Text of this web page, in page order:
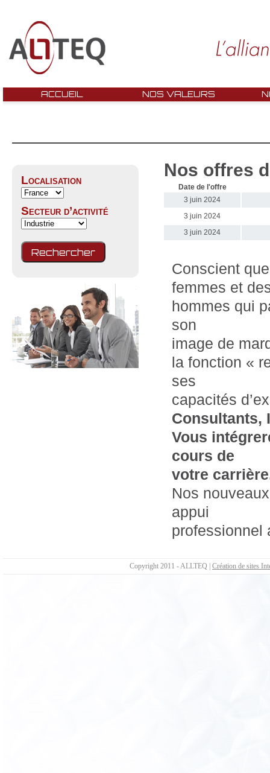
ACCUEIL NOS VALEURS
Localisation
Secteur d’activité
Nos offres
Date de l'offre
3 juin 2024
3 juin 2024
3 juin 2024
Conscient
femmes et
hommes qui
son
image de
la fonction «
ses
capacités
Consultants,
Vous
cours de
votre
Nos
appui
professionnel
Copyright 2011 - ALLTEQ | Création de sites